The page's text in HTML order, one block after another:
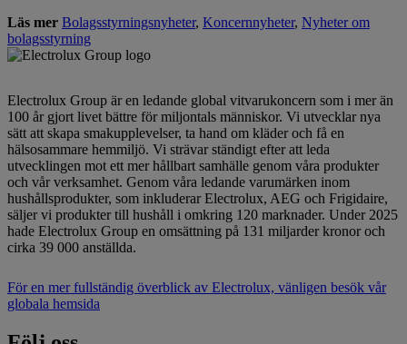
Läs mer Bolagsstyrningsnyheter, Koncernnyheter, Nyheter om
bolagsstyrning
Electrolux Group är en ledande global vitvarukoncern som i mer än
100 år gjort livet bättre för miljontals människor. Vi utvecklar nya
sätt att skapa smakupplevelser, ta hand om kläder och få en
hälsosammare hemmiljö. Vi strävar ständigt efter att leda
utvecklingen mot ett mer hållbart samhälle genom våra produkter
och vår verksamhet. Genom våra ledande varumärken inom
hushållsprodukter, som inkluderar Electrolux, AEG och Frigidaire,
säljer vi produkter till hushåll i omkring 120 marknader. Under 2025
hade Electrolux Group en omsättning på 131 miljarder kronor och
cirka 39 000 anställda.
För en mer fullständig överblick av Electrolux, vänligen besök vår
globala hemsida